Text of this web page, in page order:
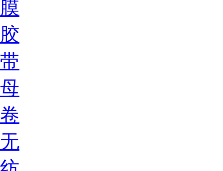
膜
胶
带
母
卷
无